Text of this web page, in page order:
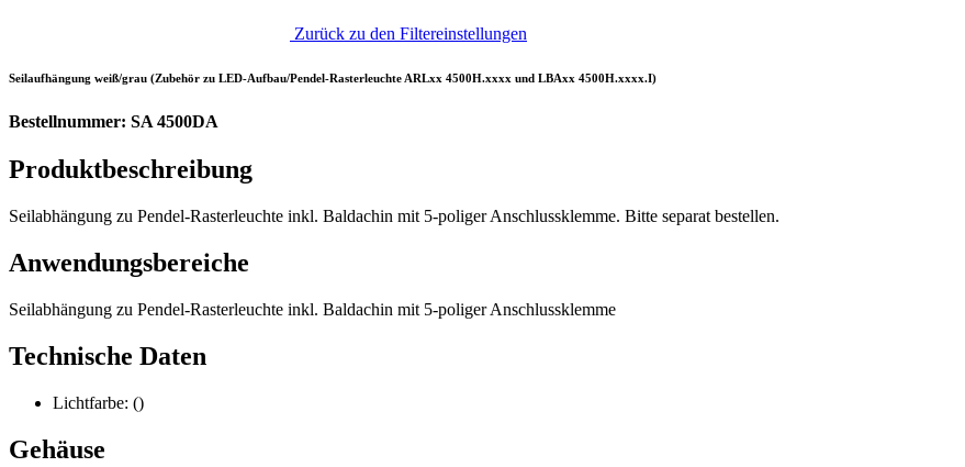
Zurück zu den Filtereinstellungen
Seilaufhängung weiß/grau (Zubehör zu LED-Aufbau/Pendel-Rasterleuchte ARLxx 4500H.xxxx und LBAxx 4500H.xxxx.I)
Bestellnummer: SA 4500DA
Produktbeschreibung
Seilabhängung zu Pendel-Rasterleuchte inkl. Baldachin mit 5-poliger Anschlussklemme. Bitte separat bestellen.
Anwendungsbereiche
Seilabhängung zu Pendel-Rasterleuchte inkl. Baldachin mit 5-poliger Anschlussklemme
Technische Daten
Lichtfarbe: ()
Gehäuse